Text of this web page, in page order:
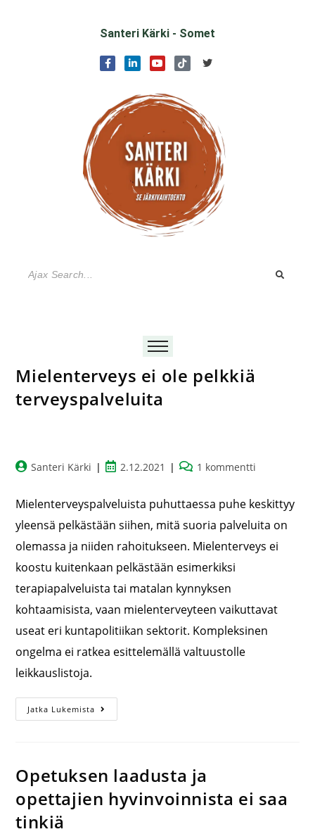
Santeri Kärki - Somet
Mielenterveys ei ole pelkkiä
terveyspalveluita
Santeri Kärki 2.12.2021 1 kommentti
Mielenterveyspalveluista puhuttaessa puhe keskittyy
yleensä pelkästään siihen, mitä suoria palveluita on
olemassa ja niiden rahoitukseen. Mielenterveys ei
koostu kuitenkaan pelkästään esimerkiksi
terapiapalveluista tai matalan kynnyksen
kohtaamisista, vaan mielenterveyteen vaikuttavat
useat eri kuntapolitiikan sektorit. Kompleksinen
ongelma ei ratkea esittelemällä valtuustolle
leikkauslistoja.
Jatka Lukemista
Opetuksen laadusta ja
opettajien hyvinvoinnista ei saa
tinkiä